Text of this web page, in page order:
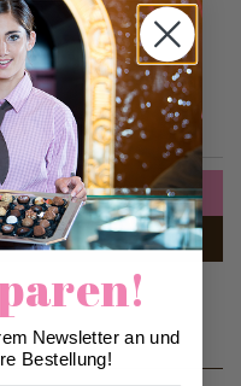
geschützt -Google
Newsletter an und
Bestellung!